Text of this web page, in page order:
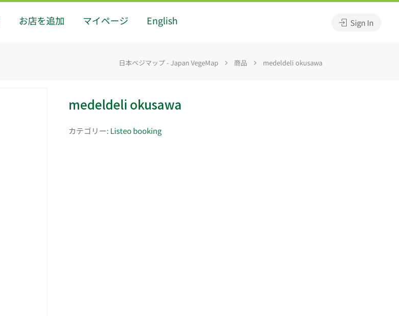
お店を追加 マイページ English Sign In
日本ベジマップ - Japan VegeMap 商品 medeldeli okusawa
medeldeli okusawa
カテゴリー: Listeo booking